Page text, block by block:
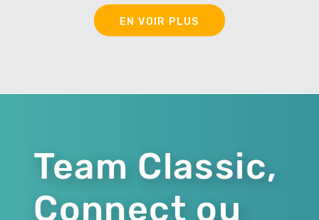
EN VOIR PLUS
Team Classic,
Connect ou